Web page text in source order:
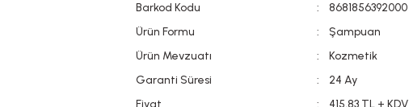
Barkod Kodu
8681856392000
Ürün Formu
Şampuan
Ürün Mevzuatı
Kozmetik
Garanti Süresi
24 Ay
Fiyat
415,83 TL + KDV